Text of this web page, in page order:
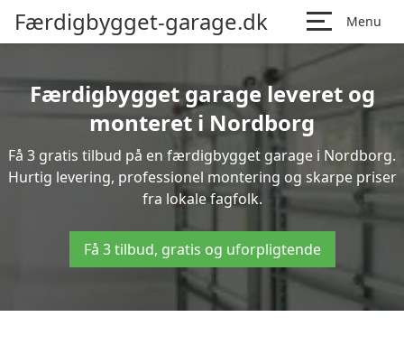
Færdigbygget-garage.dk Menu
Færdigbygget garage leveret og
monteret i Nordborg
Få 3 gratis tilbud på en færdigbygget garage i Nordborg.
Hurtig levering, professionel montering og skarpe priser
fra lokale fagfolk.
Få 3 tilbud, gratis og uforpligtende